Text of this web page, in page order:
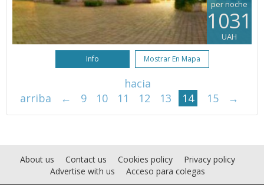
per noche
1031
UAH
Info Mostrar En Mapa
hacia
arriba
← 9 10 11 12 13 14 15 →
About us Contact us Cookies policy
Privacy policy
Advertise with us
Acceso para colegas